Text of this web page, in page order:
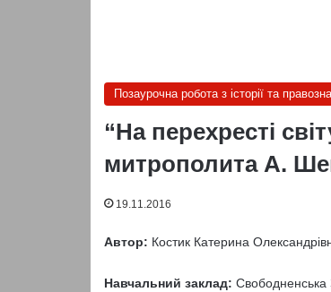
Позаурочна робота з історії та
“На перехресті
митрополита А.
19.11.2016
Автор: Костик Катерина
Навчальний заклад: Свободненська